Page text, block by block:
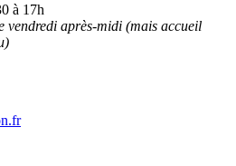
à 17h
vendredi après-midi (mais accueil